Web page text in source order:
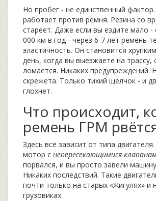
Но пробег - не единственный
работает против ремня. Резина со
стареет. Даже если вы ездите мало -
000 км в год - через 6-7 лет ремень
эластичность. Он становится
день, когда вы выезжаете на трассу,
ломается. Никаких предупреждений.
скрежета. Только тихий щелчок - и
глохнет.
Что происходит,
ремень ГРМ
Здесь всё зависит от типа
мотор с непересекающимися
порвался, и вы просто завели
Никаких последствий. Такие
почти только на старых «Жигулях» и
грузовиках.